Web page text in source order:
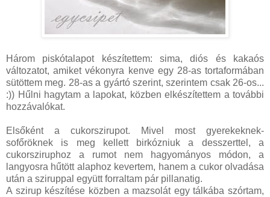
Három piskótalapot készítettem: sima, diós és kakaós
változatot, amiket vékonyra kenve egy 28-as tortaformában
sütöttem meg. 28-as a gyártó szerint, szerintem csak 26-os...
:)) Hűlni hagytam a lapokat, közben elkészítettem a további
hozzávalókat.
Elsőként a cukorszirupot. Mivel most gyerekeknek-
sofőröknek is meg kellett birkózniuk a desszerttel, a
cukorsziruphoz a rumot nem hagyományos módon, a
langyosra hűtött alaphoz kevertem, hanem a cukor olvadása
után a sziruppal együtt forraltam pár pillanatig.
A szirup készítése közben a mazsolát egy tálkába szórtam,